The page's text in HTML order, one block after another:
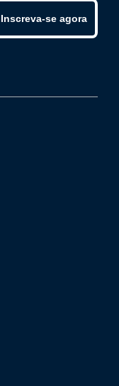
Inscreva-se agora